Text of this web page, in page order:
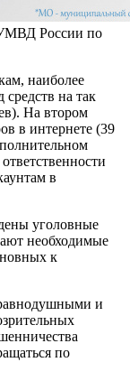
России по
наиболее
средств на так
На втором
в интернете (39
в
уголовные
необходимые
к
и
по